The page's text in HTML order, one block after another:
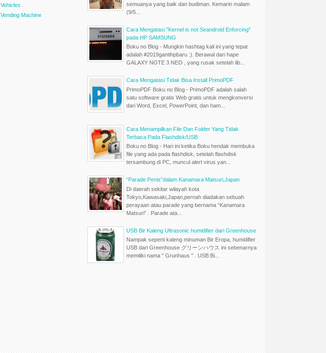
semuanya yang baik dan budiman. Kemarin malam
(9/5...
Cara Mengatasi "Kernel is not Seandroid Enforcing"
pada HP SAMSUNG
Boku no Blog - Mungkin hashtag kali ini yang tepat
adalah #2019gantihpbaru :). Berawal dari hape
GALAXY NOTE 3 NEO , yang rusak setelah lib...
Cara Mengatasi Tidak Bisa Install PrimoPDF
PrimoPDF Boku no Blog - PrimoPDF adalah salah
satu software gratis Web gratis untuk mengkonversi
dari Word, Excel, PowerPoint, dan ham...
Cara Menampilkan File Dan Folder Yang Tidak
Terbaca Pada Flashdisk/USB
Boku no Blog - Hari ini ketika Boku hendak membuka
file yang ada pada flashdisk, setelah flashdisk
tersambung di PC, muncul alert virus yan...
“Parade Penis”dalam Kanamara Matsuri,Japan
Di daerah sekitar wilayah kota
Tokyo,Kawasaki,Japan,pernah diadakan sebuah
perayaan atau parade yang bernama “Kanamara
Matsuri” . Parade ata...
USB Bir Kaleng Ultrasonic humidifier dari Greenhouse
Nampak seperti kaleng minuman Bir Eropa, humidifier
USB dari Greenhouse グリーンハウス ini sebenarnya
memiliki nama " Grunhaus " . USB Bi...
Vehicles
Vending Machine